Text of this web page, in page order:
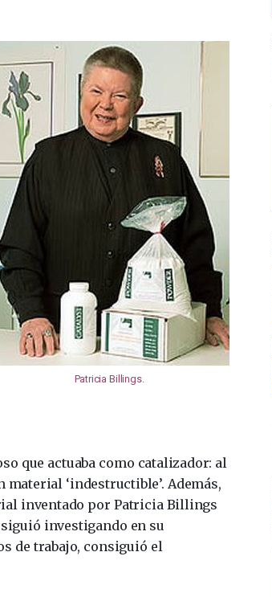
Patricia Billings.
que actuaba como catalizador: al
‘indestructible’. Además,
inventado por Patricia Billings
investigando en su
de trabajo, consiguió el